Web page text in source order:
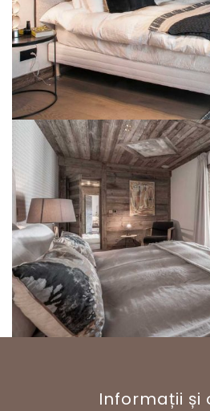
Informații și